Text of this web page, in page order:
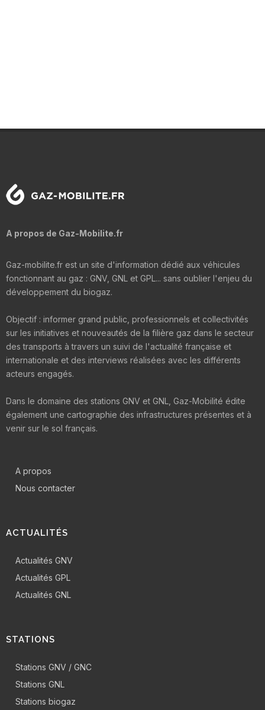
A propos de Gaz-Mobilite.fr
Gaz-mobilite.fr est un site d'information dédié aux véhicules
fonctionnant au gaz : GNV, GNL et GPL... sans oublier l'enjeu du
développement du biogaz.
Objectif : informer grand public, professionnels et collectivités
sur les initiatives et nouveautés de la filière gaz dans le secteur
des transports à travers un suivi de l'actualité française et
internationale et des interviews réalisées avec les différents
acteurs engagés.
Dans le domaine des stations GNV et GNL, Gaz-Mobilité édite
également une cartographie des infrastructures présentes et à
venir sur le sol français.
A propos
Nous contacter
ACTUALITÉS
Actualités GNV
Actualités GPL
Actualités GNL
STATIONS
Stations GNV / GNC
Stations GNL
Stations biogaz